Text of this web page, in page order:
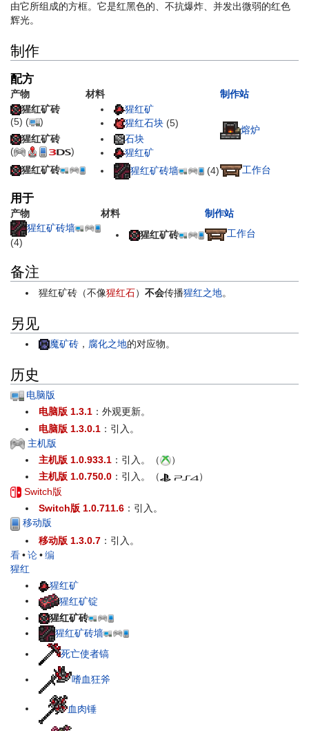
由它所组成的方框。它是红黑色的、不抗爆炸、并发出微弱的红色
辉光。
制作
配方
产物 材料
制作站
猩红矿砖
(5) ( )
猩红矿
猩红石块 (5)
熔炉
猩红矿砖
(
)
石块
猩红矿
猩红矿砖
猩红矿砖墙 (4) 工作台
用于
产物 材料
制作站
猩红矿砖墙
(4)
猩红矿砖 工作台
备注
猩红矿砖（不像猩红石）不会传播猩红之地。
另见
魔矿砖 ， 腐化之地的对应物。
历史
电脑版
电脑版 1.3.1 ：外观更新。
电脑版 1.3.0.1 ：引入。
主机版
主机版 1.0.933.1 ：引入。（
）
主机版 1.0.750.0 ：引入。（
）
Switch版
Switch版 1.0.711.6 ：引入。
移动版
移动版 1.3.0.7 ：引入。
看•论•编
猩红
猩红矿
猩红矿锭
猩红矿砖
猩红矿砖墙
死亡使者镐
嗜血狂斧
血肉锤